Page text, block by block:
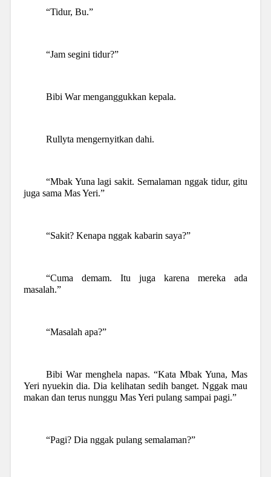
“Tidur, Bu.”
“Jam segini tidur?”
Bibi War menganggukkan kepala.
Rullyta mengernyitkan dahi.
“Mbak Yuna lagi sakit. Semalaman nggak tidur, gitu
juga sama Mas Yeri.”
“Sakit? Kenapa nggak kabarin saya?”
“Cuma demam. Itu juga karena mereka ada
masalah.”
“Masalah apa?”
Bibi War menghela napas. “Kata Mbak Yuna, Mas
Yeri nyuekin dia. Dia kelihatan sedih banget. Nggak mau
makan dan terus nunggu Mas Yeri pulang sampai pagi.”
“Pagi? Dia nggak pulang semalaman?”